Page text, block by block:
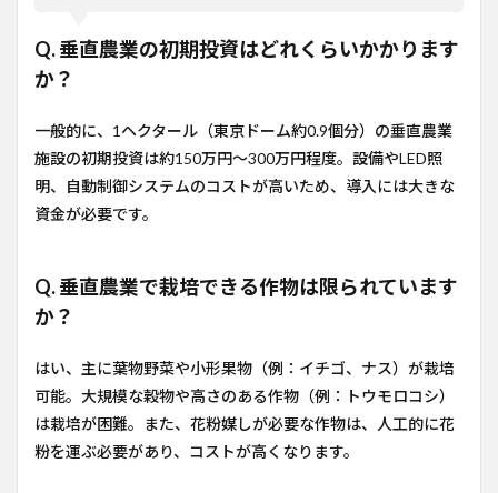
Q. 垂直農業の初期投資はどれくらいかかります
か？
一般的に、1ヘクタール（東京ドーム約0.9個分）の垂直農業
施設の初期投資は約150万円〜300万円程度。設備やLED照
明、自動制御システムのコストが高いため、導入には大きな
資金が必要です。
Q. 垂直農業で栽培できる作物は限られています
か？
はい、主に葉物野菜や小形果物（例：イチゴ、ナス）が栽培
可能。大規模な穀物や高さのある作物（例：トウモロコシ）
は栽培が困難。また、花粉媒しが必要な作物は、人工的に花
粉を運ぶ必要があり、コストが高くなります。